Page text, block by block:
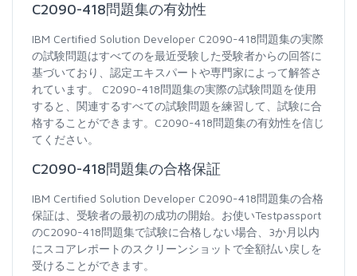
C2090-418問題集の有効性
IBM Certified Solution Developer C2090-418問題集の実際
の試験問題はすべてのを最近受験した受験者からの回答に
基づいており、認定エキスパートや専門家によって解答さ
れています。 C2090-418問題集の実際の試験問題を使用
すると、関連するすべての試験問題を練習して、試験に合
格することができます。C2090-418問題集の有効性を信じ
てください。
C2090-418問題集の合格保証
IBM Certified Solution Developer C2090-418問題集の合格
保証は、受験者の最初の成功の開始。お使いTestpassport
のC2090-418問題集で試験に合格しない場合、3か月以内
にスコアレポートのスクリーンショットで全額払い戻しを
受けることができます。